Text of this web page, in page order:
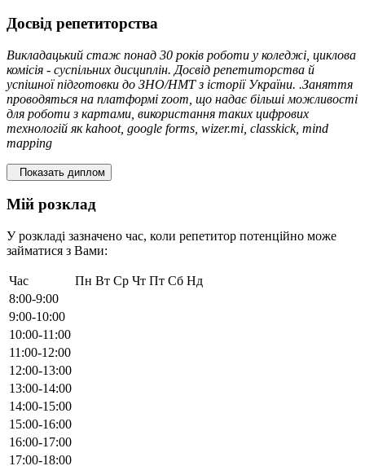
Досвід репетиторства
Викладацький стаж понад 30 років роботи у коледжі, циклова
комісія - суспільних дисциплін. Досвід репетиторства й
успішної підготовки до ЗНО/НМТ з історії України. .Заняття
проводяться на платформі zoom, що надає більші можливості
для роботи з картами, використання таких цифрових
технологій як kahoot, google forms, wizer.mi, classkick, mind
mapping
Показать диплом
Мій розклад
У розкладі зазначено час, коли репетитор потенційно може
займатися з Вами:
Час Пн Вт Ср Чт Пт Сб Нд
8:00-9:00
9:00-10:00
10:00-11:00
11:00-12:00
12:00-13:00
13:00-14:00
14:00-15:00
15:00-16:00
16:00-17:00
17:00-18:00